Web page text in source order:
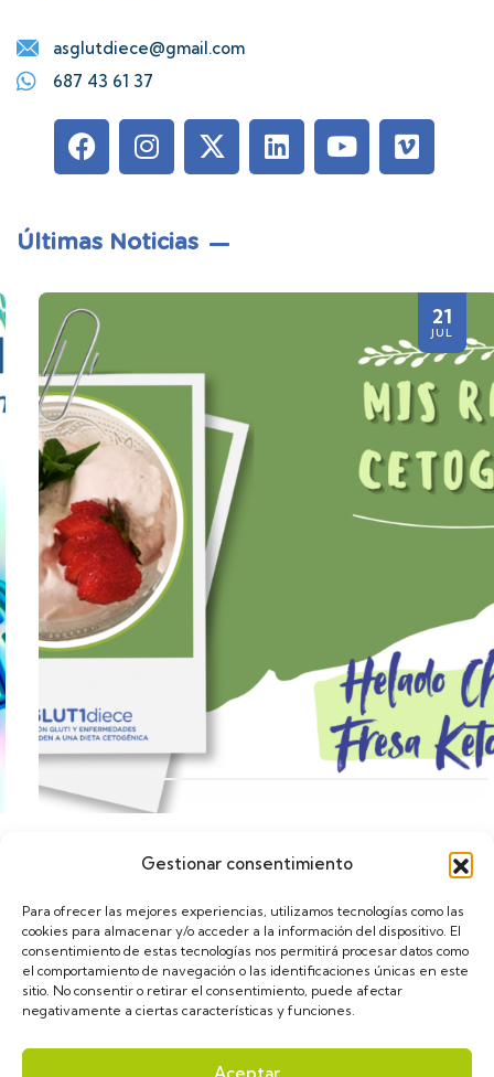
Gestionar consentimiento
Para ofrecer las mejores experiencias, utilizamos tecnologías como las
cookies para almacenar y/o acceder a la información del dispositivo. El
consentimiento de estas tecnologías nos permitirá procesar datos como
el comportamiento de navegación o las identificaciones únicas en este
sitio. No consentir o retirar el consentimiento, puede afectar
negativamente a ciertas características y funciones.
Aceptar
asglutdiece@gmail.com
687 43 61 37
Últimas Noticias
asGLUT1diece © 2024. Diseñado porVulpeTI. Todos